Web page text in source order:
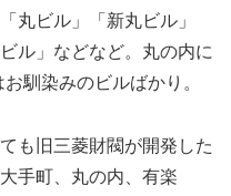
丸ビル」「新丸ビル」
ル」などなど。丸の内に
馴染みのビルばかり。
も旧三菱財閥が開発した
手町、丸の内、有楽